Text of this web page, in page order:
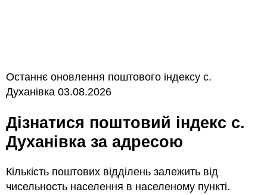
Останнє оновлення поштового індексу с.
Духанівка 03.08.2026
Дізнатися поштовий індекс с.
Духанівка за адресою
Кількість поштових відділень залежить від
чисельность населення в населеному пункті.